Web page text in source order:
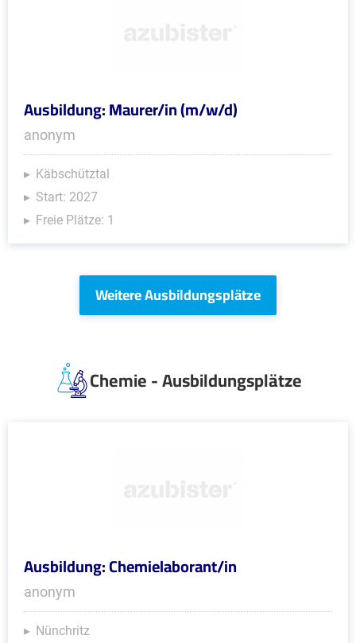
Ausbildung: Maurer/in (m/w/d)
anonym
Käbschütztal
Start: 2027
Freie Plätze: 1
Weitere Ausbildungsplätze
Chemie - Ausbildungsplätze
Ausbildung: Chemielaborant/in
anonym
Nünchritz